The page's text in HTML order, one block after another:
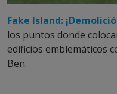
Fake Island:
los puntos donde
edificios emblemáticos
Ben.